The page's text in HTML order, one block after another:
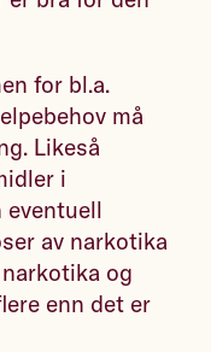
for bl.a.
må
Likeså
i
eventuell
av narkotika
og
enn det er